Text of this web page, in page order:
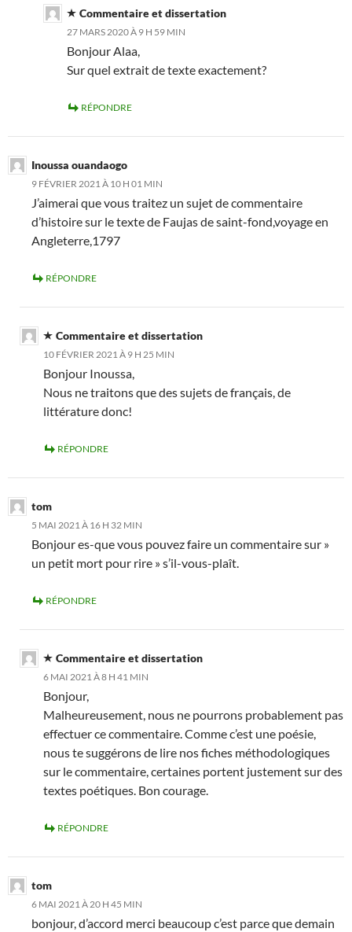
Commentaire et dissertation
27 MARS 2020 À 9 H 59 MIN
Bonjour Alaa,
Sur quel extrait de texte exactement?
RÉPONDRE
Inoussa ouandaogo
9 FÉVRIER 2021 À 10 H 01 MIN
J’aimerai que vous traitez un sujet de commentaire
d’histoire sur le texte de Faujas de saint-fond,voyage en
Angleterre,1797
RÉPONDRE
Commentaire et dissertation
10 FÉVRIER 2021 À 9 H 25 MIN
Bonjour Inoussa,
Nous ne traitons que des sujets de français, de
littérature donc!
RÉPONDRE
tom
5 MAI 2021 À 16 H 32 MIN
Bonjour es-que vous pouvez faire un commentaire sur »
un petit mort pour rire » s’il-vous-plaît.
RÉPONDRE
Commentaire et dissertation
6 MAI 2021 À 8 H 41 MIN
Bonjour,
Malheureusement, nous ne pourrons probablement pas
effectuer ce commentaire. Comme c’est une poésie,
nous te suggérons de lire nos fiches méthodologiques
sur le commentaire, certaines portent justement sur des
textes poétiques. Bon courage.
RÉPONDRE
tom
6 MAI 2021 À 20 H 45 MIN
bonjour, d’accord merci beaucoup c’est parce que demain